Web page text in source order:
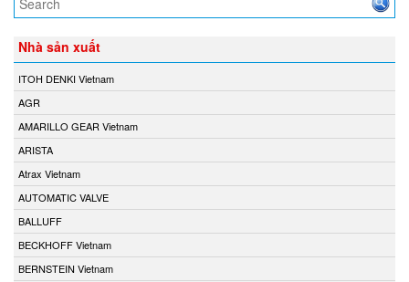
Nhà sản xuất
ITOH DENKI Vietnam
AGR
AMARILLO GEAR Vietnam
ARISTA
Atrax Vietnam
AUTOMATIC VALVE
BALLUFF
BECKHOFF Vietnam
BERNSTEIN Vietnam